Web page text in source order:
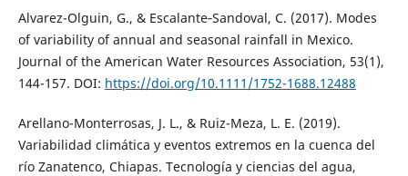
Alvarez-Olguin, G., & Escalante‐Sandoval, C. (2017). Modes
of variability of annual and seasonal rainfall in Mexico.
Journal of the American Water Resources Association, 53(1),
144-157. DOI: https://doi.org/10.1111/1752-1688.12488
Arellano-Monterrosas, J. L., & Ruiz-Meza, L. E. (2019).
Variabilidad climática y eventos extremos en la cuenca del
río Zanatenco, Chiapas. Tecnología y ciencias del agua,